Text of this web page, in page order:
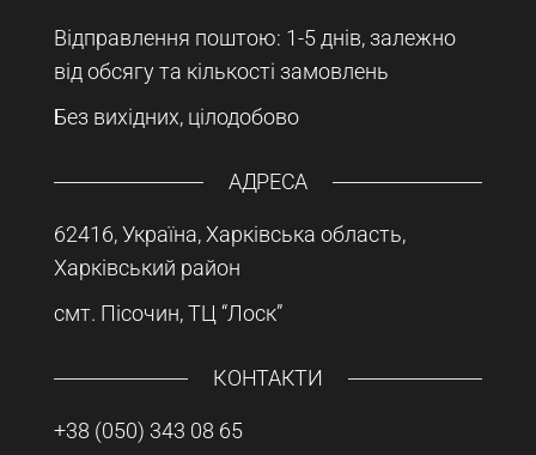
Відправлення поштою: 1-5 днів, залежно
від обсягу та кількості замовлень
Без вихідних, цілодобово
АДРЕСА
62416, Україна, Харківська область,
Харківський район
смт. Пісочин, ТЦ “Лоск”
КОНТАКТИ
+38 (050) 343 08 65